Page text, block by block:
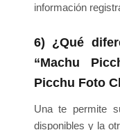
información
6) ¿Qué
“Machu
Picchu Foto
Una te permite
disponibles y la